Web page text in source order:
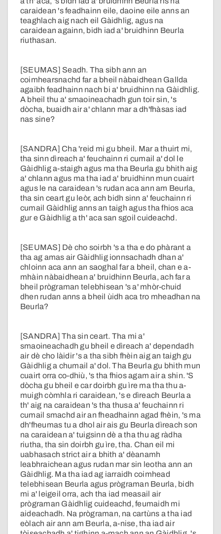
caraidean 's feadhainn eile, daoine eile anns an
teaghlach aig nach eil Gàidhlig, agus na
caraidean againn, bidh iad a' bruidhinn Beurla
riuthasan.
[SEUMAS] Seadh. Tha sibh ann an
coimhearsnachd far a bheil nàbaidhean Gallda
agaibh feadhainn nach bi a' bruidhinn na Gàidhlig.
A bheil thu a' smaoineachadh gun toir sin, 's
dòcha, buaidh air a' chlann mar a dh'fhàsas iad
nas sine?
[SANDRA] Cha 'reid mi gu bheil. Mar a thuirt mi,
tha sinn dìreach a' feuchainn ri cumail a' dol le
Gàidhlig a-staigh agus ma tha Beurla gu bhith aig
a' chlann agus ma tha iad a' bruidhinn mun cuairt
agus le na caraidean 's rudan aca ann am Beurla,
tha sin ceart gu leòr, ach bidh sinn a' feuchainn ri
cumail Gàidhlig anns an taigh agus tha fhios aca
gur e Gàidhlig a th' aca san sgoil cuideachd.
[SEUMAS] Dè cho soirbh 's a tha e do phàrant a
tha ag amas air Gàidhlig ionnsachadh dhan a'
chloinn aca ann an saoghal far a bheil, chan e a-
mhàin nàbaidhean a' bruidhinn Beurla, ach far a
bheil prògraman telebhisean 's a' mhòr-chuid
dhen rudan anns a bheil ùidh aca tro mheadhan na
Beurla?
[SANDRA] Tha sin ceart. Tha mi a'
smaoineachadh gu bheil e dìreach a' dependadh
air dè cho làidir 's a tha sibh fhèin aig an taigh gu
Gàidhlig a chumail a' dol. Tha Beurla gu bhith mun
cuairt orra co-dhiù, 's tha fhios agam air a shin. 'S
dòcha gu bheil e car doirbh gu ìre ma tha thu a-
muigh còmhla ri caraidean, 's e dìreach Beurla a
th' aig na caraidean 's tha thusa a' feuchainn ri
cumail smachd air an fheadhainn agad fhèin, 's ma
dh'fheumas tu a dhol air ais gu Beurla dìreach son
na caraidean a' tuigsinn dè a tha thu ag ràdha
riutha, tha sin doirbh gu ìre, tha. Chan eil mi
uabhasach strict air a bhith a' dèanamh
leabhraichean agus rudan mar sin leotha ann an
Gàidhlig. Ma tha iad ag iarraidh coimhead
telebhisean Beurla agus prògraman Beurla, bidh
mi a' leigeil orra, ach tha iad measail air
prògraman Gàidhlig cuideachd, feumaidh mi
aideachadh. Na prògraman, na cartùns a tha iad
eòlach air ann am Beurla, a-nise, tha iad air